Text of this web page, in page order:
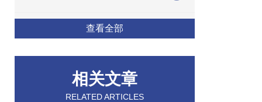
查看全部
相关文章
RELATED ARTICLES